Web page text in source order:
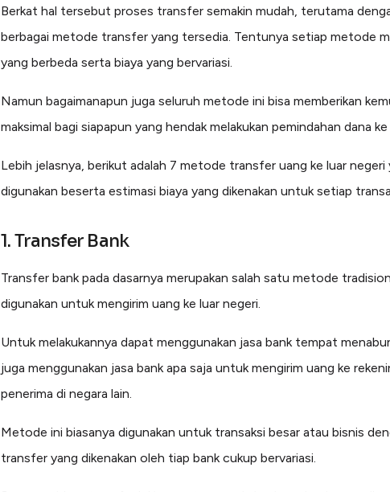
Berkat hal tersebut proses transfer semakin mudah, terutama
berbagai metode transfer yang tersedia. Tentunya setiap metode
yang berbeda serta biaya yang bervariasi.
Namun bagaimanapun juga seluruh metode ini bisa memberikan
maksimal bagi siapapun yang hendak melakukan pemindahan dana ke
Lebih jelasnya, berikut adalah 7 metode transfer uang ke luar negeri
digunakan beserta estimasi biaya yang dikenakan untuk setiap
1. Transfer Bank
Transfer bank pada dasarnya merupakan salah satu metode
digunakan untuk mengirim uang ke luar negeri.
Untuk melakukannya dapat menggunakan jasa bank tempat
juga menggunakan jasa bank apa saja untuk mengirim uang ke
penerima di negara lain.
Metode ini biasanya digunakan untuk transaksi besar atau bisnis
transfer yang dikenakan oleh tiap bank cukup bervariasi.